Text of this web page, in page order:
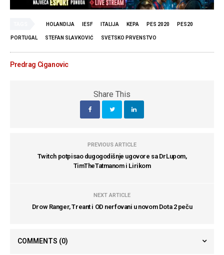
HOLANDIJA IESF ITALIJA KEPA PES 2020 PES20
PORTUGAL STEFAN SLAVKOVIĆ SVETSKO PRVENSTVO
Predrag Ciganovic
Share This
PREVIOUS ARTICLE
Twitch potpisao dugogodišnje ugovore sa DrLupom,
TimTheTatmanom i Lirikom
NEXT ARTICLE
Drow Ranger, Treant i OD nerfovani u novom Dota 2 peču
COMMENTS (0)